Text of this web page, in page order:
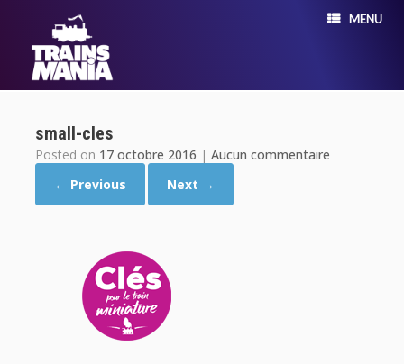
MENU
small-cles
Posted on 17 octobre 2016 | Aucun commentaire
← Previous
Next →